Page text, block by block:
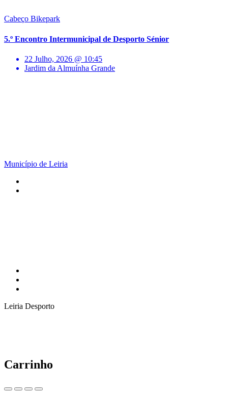
Cabeço Bikepark
5.º Encontro Intermunicipal de Desporto Sénior
22 Julho, 2026 @ 10:45
Jardim da Almuínha Grande
Município de Leiria
Leiria Desporto
Carrinho